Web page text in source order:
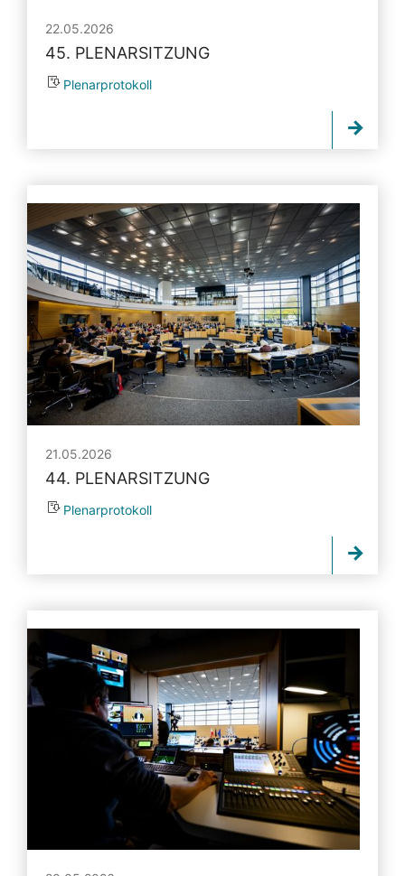
22.05.2026
45. PLENARSITZUNG
Plenarprotokoll
21.05.2026
44. PLENARSITZUNG
Plenarprotokoll